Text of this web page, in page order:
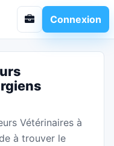
Connexion
Vétérinaires à
à trouver le